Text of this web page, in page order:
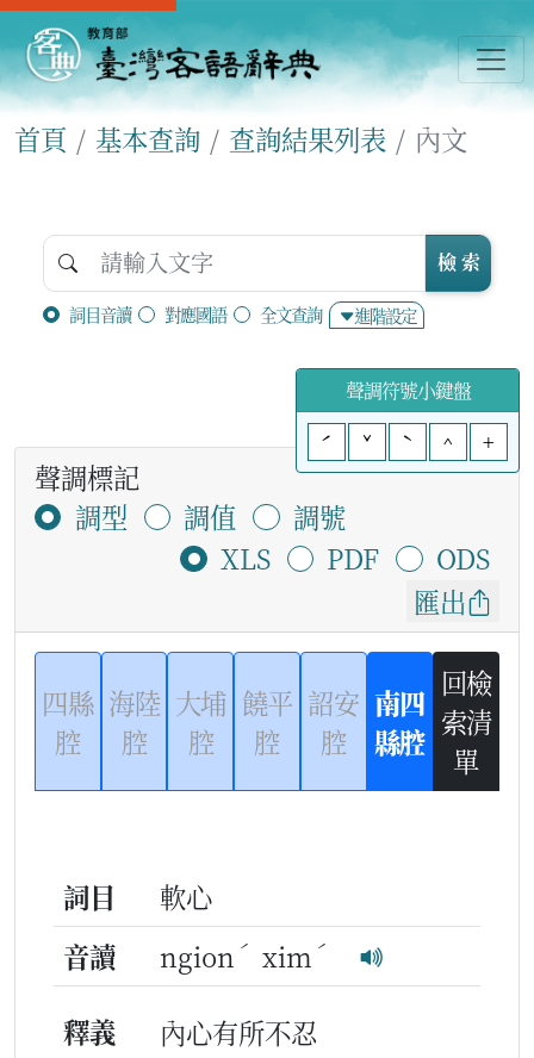
首頁 基本查詢 查詢結果列表 內文
詞目音讀 對應國語 全文查詢 進階設定
檢 索
聲調符號小鍵盤
ˊ
ˇ ˋ ^ +
聲調標記
調型
調值
調號
XLS
PDF
ODS
匯出
四縣
腔
海陸
腔
大埔
腔
饒平
腔
詔安
腔
南四
縣腔
回檢
索清
單
詞目
軟心
音讀
ngion ˊ xim ˊ
釋義
內心有所不忍